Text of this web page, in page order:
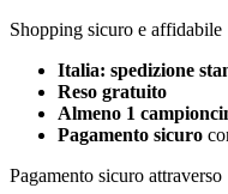
Shopping sicuro e affidabile
Italia: spedizione
Reso gratuito
Almeno 1
Pagamento sicuro
Pagamento sicuro attraverso